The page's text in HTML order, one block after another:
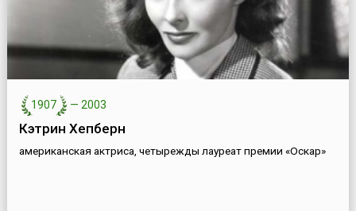
1907 — 2003
Кэтрин Хепберн
американская актриса, четырежды лауреат премии «Оскар»